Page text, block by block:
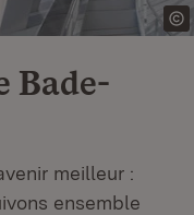
Bade-
meilleur :
ensemble